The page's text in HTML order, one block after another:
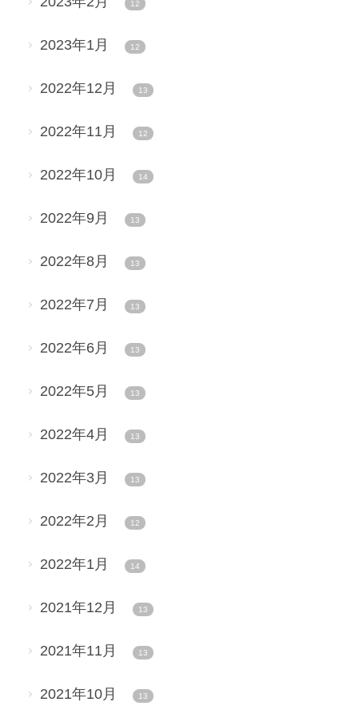
12
2023年1月 12
2022年12月 13
2022年11月 12
2022年10月 14
2022年9月 13
2022年8月 13
2022年7月 13
2022年6月 13
2022年5月 13
2022年4月 13
2022年3月 13
2022年2月 12
2022年1月 14
2021年12月 13
2021年11月 13
2021年10月 13